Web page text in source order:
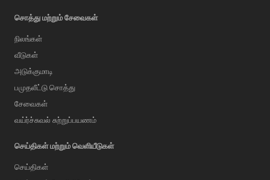
சொத்து மற்றும் சேவைகள்
நிலங்கள்
வீடுகள்
அடுக்குமாடி
பமுதலீட்டு சொத்து
சேவைகள்
வய்ர்ச்சுவல் சுற்றுப்பயணம்
செய்திகள் மற்றும் வெளியீடுகள்
செய்திகள்